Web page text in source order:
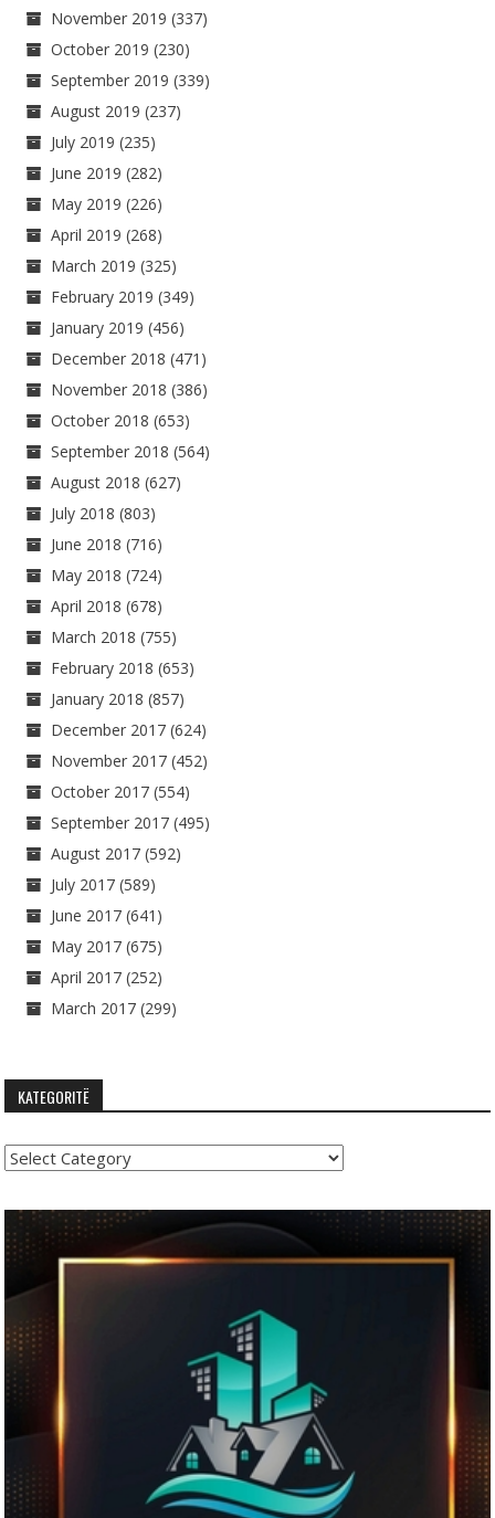
November 2019 (337)
October 2019 (230)
September 2019 (339)
August 2019 (237)
July 2019 (235)
June 2019 (282)
May 2019 (226)
April 2019 (268)
March 2019 (325)
February 2019 (349)
January 2019 (456)
December 2018 (471)
November 2018 (386)
October 2018 (653)
September 2018 (564)
August 2018 (627)
July 2018 (803)
June 2018 (716)
May 2018 (724)
April 2018 (678)
March 2018 (755)
February 2018 (653)
January 2018 (857)
December 2017 (624)
November 2017 (452)
October 2017 (554)
September 2017 (495)
August 2017 (592)
July 2017 (589)
June 2017 (641)
May 2017 (675)
April 2017 (252)
March 2017 (299)
KATEGORITË
Kategoritë